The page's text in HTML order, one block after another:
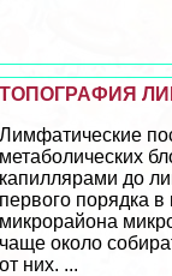
ТОПОГРАФИЯ
Лимфатические
метаболических
капиллярами до
первого порядка в
микрорайона
чаще около
от них. ...